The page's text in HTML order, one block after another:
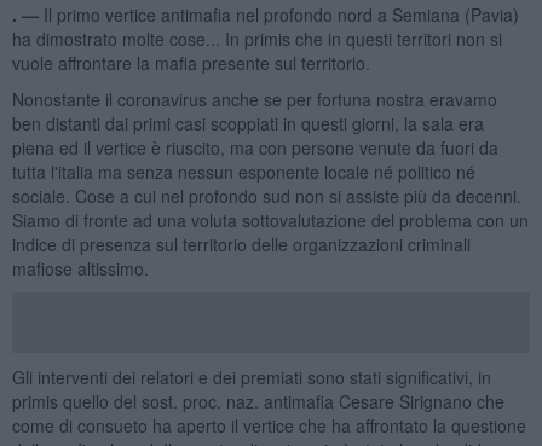
. — Il primo vertice antimafia nel profondo nord a Semiana (Pavia)
ha dimostrato molte cose... In primis che in questi territori non si
vuole affrontare la mafia presente sul territorio.
Nonostante il coronavirus anche se per fortuna nostra eravamo
ben distanti dai primi casi scoppiati in questi giorni, la sala era
piena ed il vertice è riuscito, ma con persone venute da fuori da
tutta l'italia ma senza nessun esponente locale né politico né
sociale. Cose a cui nel profondo sud non si assiste più da decenni.
Siamo di fronte ad una voluta sottovalutazione del problema con un
indice di presenza sul territorio delle organizzazioni criminali
mafiose altissimo.
Gli interventi dei relatori e dei premiati sono stati significativi, in
primis quello del sost. proc. naz. antimafia Cesare Sirignano che
come di consueto ha aperto il vertice che ha affrontato la questione